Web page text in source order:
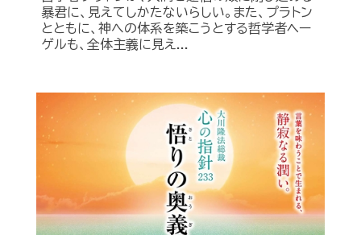
暴君に、見えてしかたないらしい。また、プラトン
とともに、神への体系を築こうとする哲学者ヘー
ゲルも、全体主義に見え...